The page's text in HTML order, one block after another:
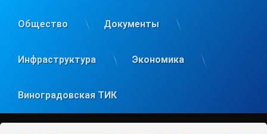
Общество Документы
Инфраструктура Экономика
Виноградовская ТИК